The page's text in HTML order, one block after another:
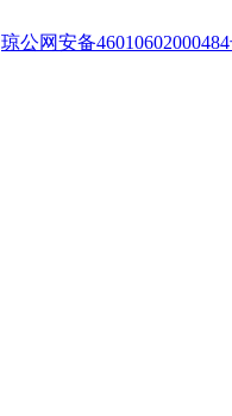
琼公网安备